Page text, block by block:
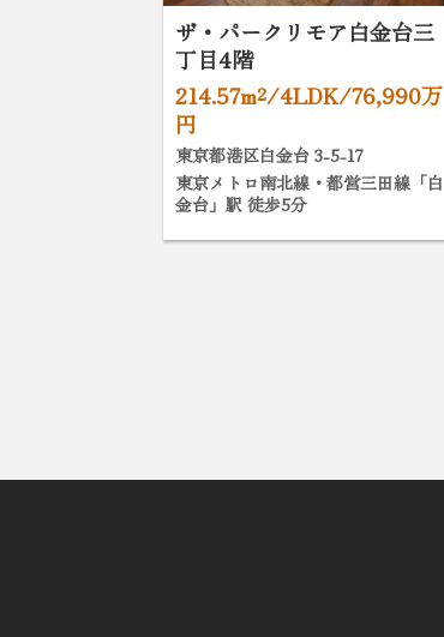
ザ・パークリモア白金台三
丁目4階
214.57m²/4LDK/76,990万
円
東京都港区白金台 3-5-17
東京メトロ南北線・都営三田線「白
金台」駅 徒歩5分